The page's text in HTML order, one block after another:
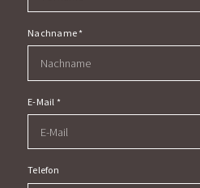
Nachname*
E-Mail *
Telefon